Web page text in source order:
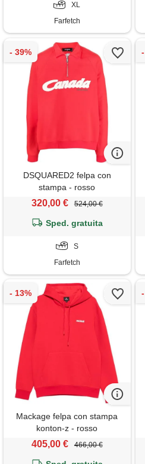
XL
Farfetch
DSQUARED2 felpa con
stampa - rosso
320,00 € 524,00 €
Sped. gratuita
S
Farfetch
Mackage felpa con stampa
konton-z - rosso
405,00 € 466,00 €